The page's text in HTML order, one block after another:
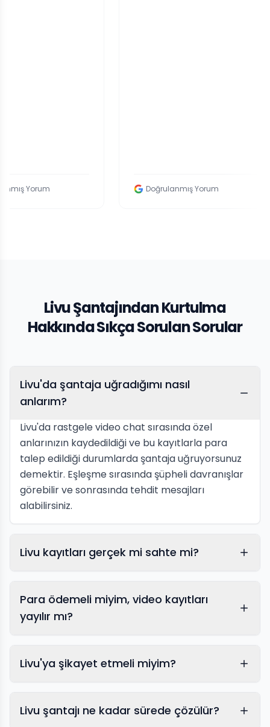
Doğrulanmış Yorum
Livu Şantajından Kurtulma
Hakkında Sıkça Sorulan Sorular
Livu'da şantaja uğradığımı nasıl
anlarım?
Livu'da rastgele video chat sırasında özel
anlarınızın kaydedildiği ve bu kayıtlarla para
talep edildiği durumlarda şantaja uğruyorsunuz
demektir. Eşleşme sırasında şüpheli davranışlar
görebilir ve sonrasında tehdit mesajları
alabilirsiniz.
Livu kayıtları gerçek mi sahte mi?
Para ödemeli miyim, video kayıtları
yayılır mı?
Livu'ya şikayet etmeli miyim?
Livu şantajı ne kadar sürede çözülür?